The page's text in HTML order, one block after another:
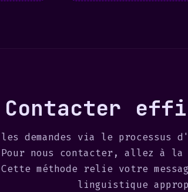
Contacter
demandes via le
nous contacter, allez à la
méthode relie votre
linguistique